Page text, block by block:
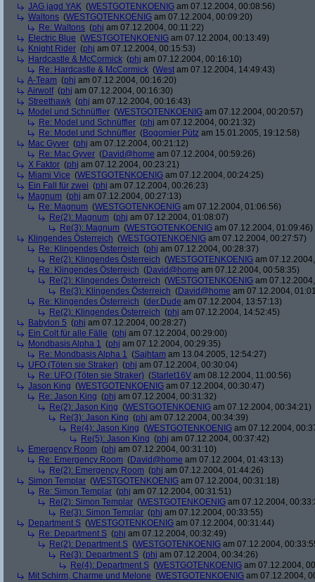
JAG jagd YAK (WESTGOTENKOENIG am 07.12.2004, 00:08:56)
Waltons (WESTGOTENKOENIG am 07.12.2004, 00:09:20)
Re: Waltons (phj am 07.12.2004, 00:11:22)
Electric Blue (WESTGOTENKOENIG am 07.12.2004, 00:13:49)
Knight Rider (phj am 07.12.2004, 00:15:53)
Hardcastle & McCormick (phj am 07.12.2004, 00:16:10)
Re: Hardcastle & McCormick (West am 07.12.2004, 14:49:43)
A-Team (phj am 07.12.2004, 00:16:20)
Airwolf(phj am 07.12.2004, 00:16:30)
Streethawk (phj am 07.12.2004, 00:16:43)
Model und Schnüffler (WESTGOTENKOENIG am 07.12.2004, 00:20:57)
Re: Model und Schnüffler (phj am 07.12.2004, 00:21:32)
Re: Model und Schnüffler (Bogomier Pütz am 15.01.2005, 19:12:58)
Mac Gyver (phj am 07.12.2004, 00:21:12)
Re: Mac Gyver (David@home am 07.12.2004, 00:59:26)
X Faktor (phj am 07.12.2004, 00:23:21)
Miami Vice (WESTGOTENKOENIG am 07.12.2004, 00:24:25)
Ein Fall für zwei (phj am 07.12.2004, 00:26:23)
Magnum (phj am 07.12.2004, 00:27:13)
Re: Magnum (WESTGOTENKOENIG am 07.12.2004, 01:06:56)
Re(2): Magnum (phj am 07.12.2004, 01:08:07)
Re(3): Magnum (WESTGOTENKOENIG am 07.12.2004, 01:09:46)
Klingendes Österreich (WESTGOTENKOENIG am 07.12.2004, 00:27:57)
Re: Klingendes Österreich (phj am 07.12.2004, 00:28:37)
Re(2): Klingendes Österreich (WESTGOTENKOENIG am
Re: Klingendes Österreich (David@home am 07.12.2004, 00:58:35)
Re(2): Klingendes Österreich (WESTGOTENKOENIG am
Re(3): Klingendes Österreich (David@home am 07.12.2004,
Re: Klingendes Österreich (der.Dude am 07.12.2004, 13:57:13)
Re(2): Klingendes Österreich (phj am 07.12.2004, 14:52:45)
Babylon 5 (phj am 07.12.2004, 00:28:27)
Ein Colt für alle Fälle (phj am 07.12.2004, 00:29:00)
Mondbasis Alpha 1 (phj am 07.12.2004, 00:29:35)
Re: Mondbasis Alpha 1 (Sajhtam am 13.04.2005, 12:54:27)
UFO (Töten sie Straker) (phj am 07.12.2004, 00:30:04)
Re: UFO (Töten sie Straker) (Starlet16V am 08.12.2004, 11:00:56)
Jason King (WESTGOTENKOENIG am 07.12.2004, 00:30:47)
Re: Jason King (phj am 07.12.2004, 00:31:32)
Re(2): Jason King (WESTGOTENKOENIG am 07.12.2004, 00:34:21)
Re(3): Jason King (phj am 07.12.2004, 00:34:39)
Re(4): Jason King (WESTGOTENKOENIG am 07.12.2004,
Re(5): Jason King (phj am 07.12.2004, 00:37:42)
Emergency Room (phj am 07.12.2004, 00:31:10)
Re: Emergency Room (David@home am 07.12.2004, 01:43:13)
Re(2): Emergency Room (phj am 07.12.2004, 01:44:26)
Simon Templar (WESTGOTENKOENIG am 07.12.2004, 00:31:18)
Re: Simon Templar (phj am 07.12.2004, 00:31:51)
Re(2): Simon Templar (WESTGOTENKOENIG am 07.12.2004,
Re(3): Simon Templar (phj am 07.12.2004, 00:33:55)
Department S (WESTGOTENKOENIG am 07.12.2004, 00:31:44)
Re: Department S (phj am 07.12.2004, 00:32:49)
Re(2): Department S (WESTGOTENKOENIG am 07.12.2004,
Re(3): Department S (phj am 07.12.2004, 00:34:26)
Re(4): Department S (WESTGOTENKOENIG am 07.12.2004,
Mit Schirm, Charme und Melone (WESTGOTENKOENIG am 07.12.2004,